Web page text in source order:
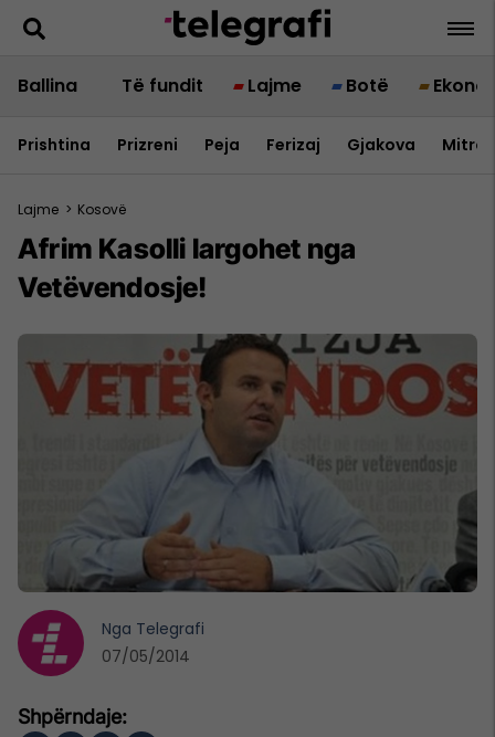
Ballina Të fundit Lajme Botë
Prishtina Prizreni Peja Ferizaj Gjakova
Lajme > Kosovë
Afrim Kasolli largohet nga
Vetëvendosje!
Nga Telegrafi
07/05/2014